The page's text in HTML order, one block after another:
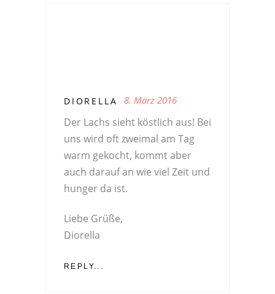
DIORELLA 8. März 2016
Der Lachs sieht köstlich aus! Bei
uns wird oft zweimal am Tag
warm gekocht, kommt aber
auch darauf an wie viel Zeit und
hunger da ist.
Liebe Grüße,
Diorella
REPLY...